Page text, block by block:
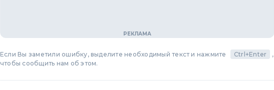
Если Вы заметили ошибку, выделите необходимый текст и нажмите Ctrl+Enter
,
чтобы сообщить нам об этом.